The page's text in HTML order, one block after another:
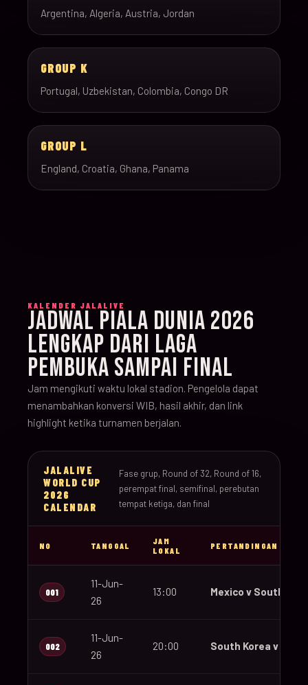
Argentina, Algeria, Austria, Jordan
GROUP K
Portugal, Uzbekistan, Colombia, Congo DR
GROUP L
England, Croatia, Ghana, Panama
KALENDER JALALIVE
JADWAL PIALA DUNIA 2026
LENGKAP DARI LAGA
PEMBUKA SAMPAI FINAL
Jam mengikuti waktu lokal stadion. Pengelola dapat
menambahkan konversi WIB, hasil akhir, dan link
highlight ketika turnamen berjalan.
JALALIVE
WORLD CUP
2026
CALENDAR
Fase grup, Round of 32, Round of 16,
perempat final, semifinal, perebutan
tempat ketiga, dan final
NO TANGGAL
JAM
LOKAL
PERTANDINGAN
001
11-Jun-
26
13:00 Mexico v South
002
11-Jun-
26
20:00 South Korea v